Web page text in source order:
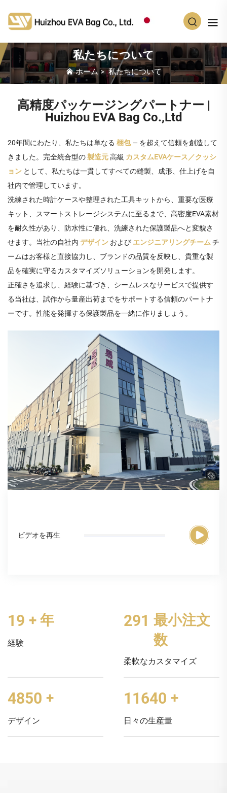
私たちについて
ホーム>私たちについて
高精度パッケージングパートナー |
Huizhou EVA Bag Co.,Ltd
20年間にわたり、私たちは単なる 梱包— を超えて信頼を創造して
きました。完全統合型の製造元高級 カスタムEVAケース／クッシ
ョン として、私たちは一貫してすべての縫製、成形、仕上げを自
社内で管理しています。
洗練された時計ケースや整理された工具キットから、重要な医療
キット、スマートストレージシステムに至るまで、高密度EVA素材
を耐久性があり、防水性に優れ、洗練された保護製品へと変貌さ
せます。当社の自社内 デザイン および エンジニアリングチームチ
ームはお客様と直接協力し、ブランドの品質を反映し、貴重な製
品を確実に守るカスタマイズソリューションを開発します。
正確さを追求し、経験に基づき、シームレスなサービスで提供す
る当社は、試作から量産出荷までをサポートする信頼のパートナ
ーです。性能を発揮する保護製品を一緒に作りましょう。
ビデオを再生
20 + 年
経験
300 最小注文
数
柔軟なカスタマイズ
5000 +
デザイン
12000 +
日々の生産量